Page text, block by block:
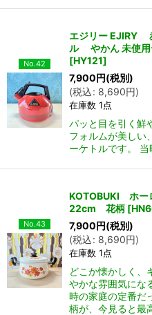
No.42
エジリー EJIRY
ル やかん 未使
[HY121]
7,900円(税別)
(税込: 8,690円)
在庫数 1点
パッと目を引く鮮
フォルムが美しい
ーケトルです。
No.43
KOTOBUKI ホー
22cm 花柄 [
7,900円(税別)
(税込: 8,690円)
在庫数 1点
どこか懐かしく、
やかな雰囲気にな
時の家庭の定番だ
柄が、今見ると最